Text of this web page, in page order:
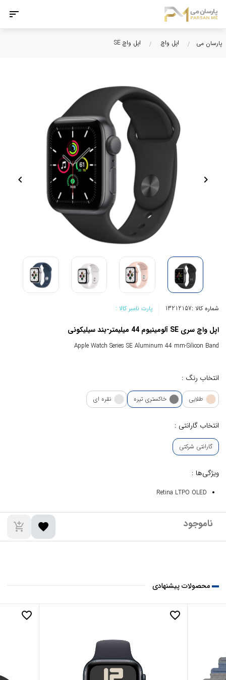
پارسان می اپل واچ اپل واچ SE
chevron_right
chevron_left
شماره کالا :13212157 پارت نامبر کالا :
اپل واچ سری SE آلومینیوم 44 میلیمتر-بند سیلیکونی
Apple Watch Series SE Aluminum 44 mm-Silicon Band
انتخاب رنگ :
طلایی خاکستری تیره نقره ای
انتخاب گارانتی :
گارانتی شرکتی
ویژگی‌ها :
Retina LTPO OLED
add_shopping_cart favorite
محصولات پیشنهادی
favorite_border
favorite_border